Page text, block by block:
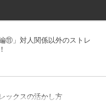
⑪」対人関係以外のストレ
ックスの活かし方